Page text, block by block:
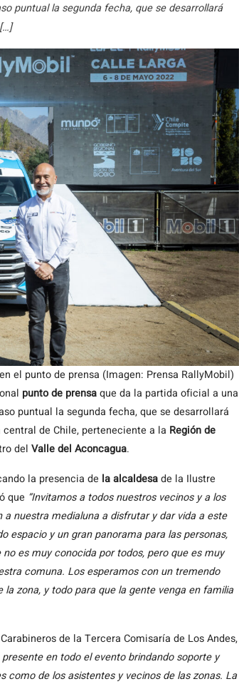
puntual la segunda fecha, que se desarrollará
el punto de prensa (Imagen: Prensa RallyMobil)
punto de prensaque da la partida oficial a una
puntual la segunda fecha, que se desarrollará
de Chile, perteneciente a la Regiónde
del Valle del Aconcagua.
la presencia de la alcaldesade la Ilustre
que “Invitamos a todos nuestros vecinos y a los
nuestra medialuna a disfrutar y dar vida a este
espacio y un gran panorama para las personas,
es muy conocida por todos, pero que es muy
comuna. Los esperamos con un tremendo
zona, y todo para que la gente venga en familia
de la Tercera Comisaría de Los Andes,
presente en todo el evento brindando soporte y
de los asistentes y vecinos de las zonas. La